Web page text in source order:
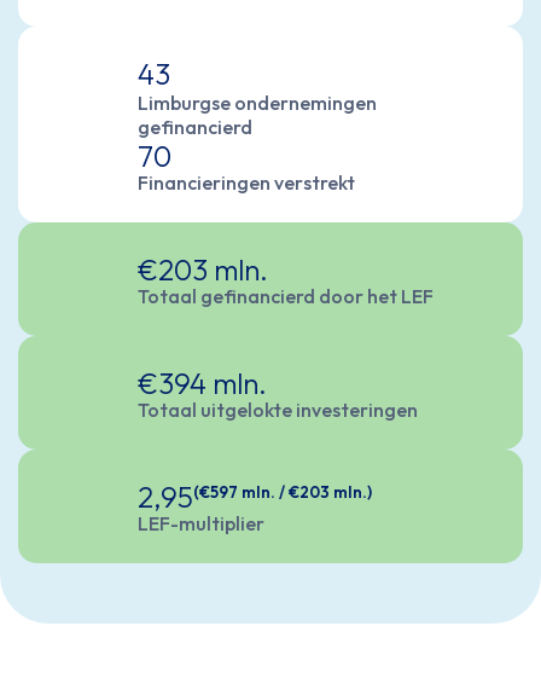
43
Limburgse ondernemingen
gefinancierd
70
Financieringen verstrekt
€203 mln.
Totaal gefinancierd door het LEF
€394 mln.
Totaal uitgelokte investeringen
2,95(€597 mln. / €203 mln.)
LEF-multiplier